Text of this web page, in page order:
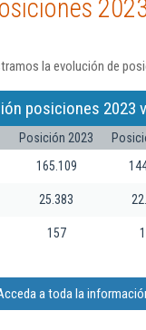
la evolución de
posiciones 2023
Posición 2023
165.109
25.383
157
a toda la